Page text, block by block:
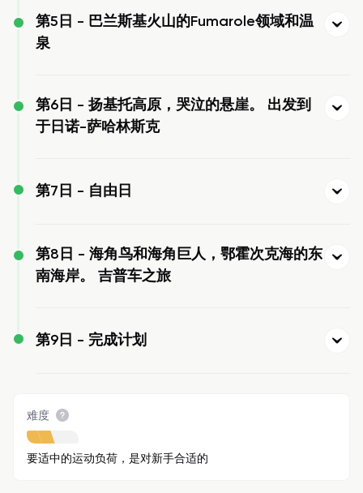
第5日 - 巴兰斯基火山的Fumarole领域和温
泉
第6日 - 扬基托高原，哭泣的悬崖。 出发到
于日诺-萨哈林斯克
第7日 - 自由日
第8日 - 海角鸟和海角巨人，鄂霍次克海的东
南海岸。 吉普车之旅
第9日 - 完成计划
难度
要适中的运动负荷，是对新手合适的